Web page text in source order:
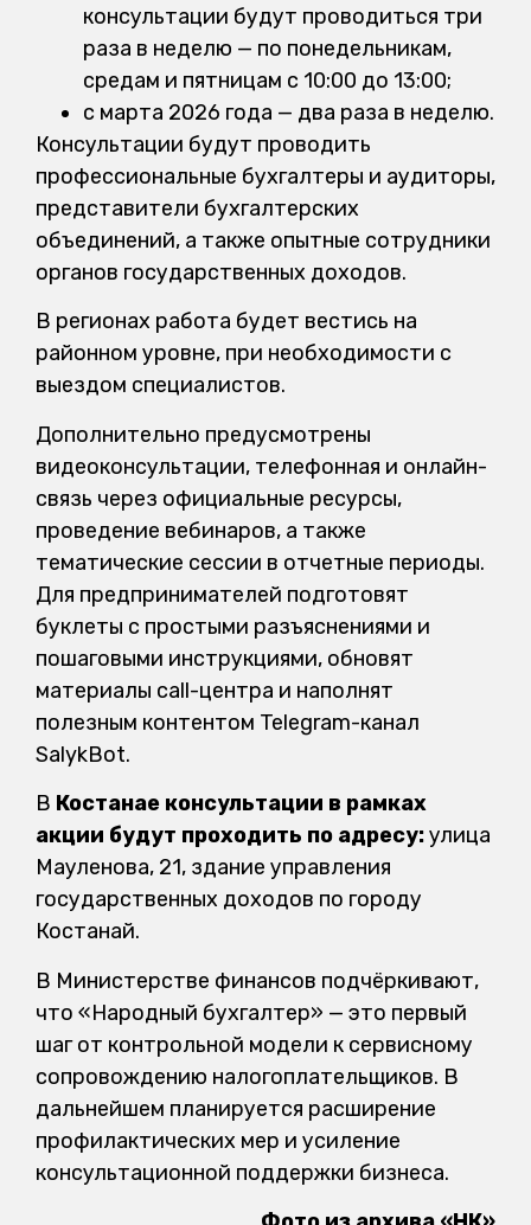
консультации будут проводиться три
раза в неделю — по понедельникам,
средам и пятницам с 10:00 до 13:00;
с марта 2026 года — два раза в неделю.
Консультации будут проводить
профессиональные бухгалтеры и аудиторы,
представители бухгалтерских
объединений, а также опытные сотрудники
органов государственных доходов.
В регионах работа будет вестись на
районном уровне, при необходимости с
выездом специалистов.
Дополнительно предусмотрены
видеоконсультации, телефонная и онлайн-
связь через официальные ресурсы,
проведение вебинаров, а также
тематические сессии в отчетные периоды.
Для предпринимателей подготовят
буклеты с простыми разъяснениями и
пошаговыми инструкциями, обновят
материалы call-центра и наполнят
полезным контентом Telegram-канал
SalykBot.
В Костанае консультации в рамках
акции будут проходить по адресу:улица
Мауленова, 21, здание управления
государственных доходов по городу
Костанай.
В Министерстве финансов подчёркивают,
что «Народный бухгалтер» — это первый
шаг от контрольной модели к сервисному
сопровождению налогоплательщиков. В
дальнейшем планируется расширение
профилактических мер и усиление
консультационной поддержки бизнеса.